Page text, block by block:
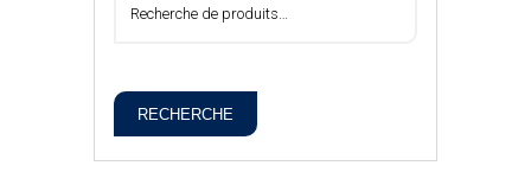
RECHERCHE